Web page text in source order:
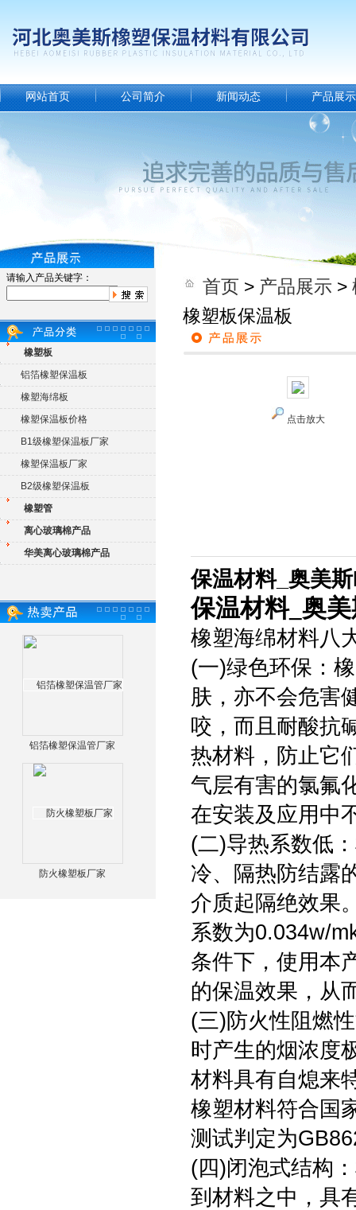
网站首页 公司简介 新闻动态 产品展示
请输入产品关键字：
橡塑板
铝箔橡塑保温板
橡塑海绵板
橡塑保温板价格
B1级橡塑保温板厂家
橡塑保温板厂家
B2级橡塑保温板
橡塑管
离心玻璃棉产品
华美离心玻璃棉产品
铝箔橡塑保温管厂家
防火橡塑板厂家
首页 > 产品展示 >
橡塑板保温板
点击放大
保温材料_奥美
保温材料_奥
橡塑海绵材料八
(一)绿色环保：
肤，亦不会危害
咬，而且耐酸抗
热材料，防止它
气层有害的氯氟
在安装及应用中
(二)导热系数低
冷、隔热防结露
介质起隔绝效果
系数为0.034w/
条件下，使用本
的保温效果，从
(三)防火性阻燃
时产生的烟浓度
材料具有自熄来
橡塑材料符合国
测试判定为
(四)闭泡式结构
到材料之中，具